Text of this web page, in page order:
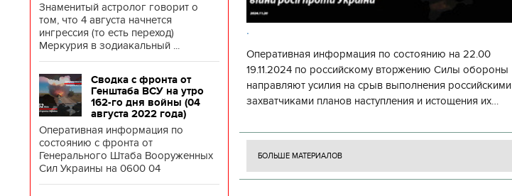
Знаменитый астролог говорит о
том, что 4 августа начнется
ингрессия (то есть переход)
Меркурия в зодиакальный ...
Сводка с фронта от
Генштаба ВСУ на утро
162-го дня войны (04
августа 2022 года)
Оперативная информация по
состоянию с фронта от
Генерального Штаба Вооруженных
Сил Украины на 0600 04
.
Оперативная информация по состоянию на 22.00
19.11.2024 по российскому вторжению Силы обороны
направляют усилия на срыв выполнения российскими
захватчиками планов наступления и истощения их
боевых ст
БОЛЬШЕ МАТЕРИАЛОВ